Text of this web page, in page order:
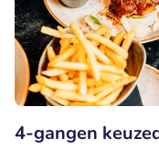
4-gangen